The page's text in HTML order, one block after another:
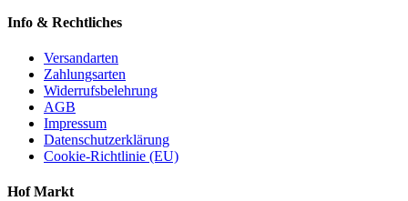
Info & Rechtliches
Versandarten
Zahlungsarten
Widerrufsbelehrung
AGB
Impressum
Datenschutzerklärung
Cookie-Richtlinie (EU)
Hof Markt